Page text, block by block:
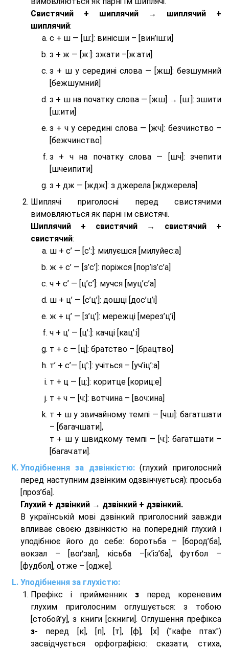
Cвистячий + шиплячий → шиплячий +
шиплячий:
с + ш — [ш:]: винісши – [вин’іш:и]
з + ж — [ж:]: зжати –[ж:ати]
з + ш у середині слова — [жш]: безшумний
[бежшумний]
з + ш на початку слова — [жш] → [ш:]: зшити
[ш:ити]
з + ч у середині слова — [жч]: безчинство –
[бежчинство]
з + ч на початку слова — [шч]: зчепити
[шчеипити]
з + дж — [ждж]: з джерела [жджерела]
Шиплячі приголосні перед свистячими
вимовляються як парні їм свистячі.
Шиплячий + свистячий → свистячий +
свистячий:
ш + с’ — [с’:]: милуєшся [милуйес:а]
ж + с’ — [з’с’]: поріжся [пор’із’с’а]
ч + с’ — [ц’с’]: мучся [муц’с’а]
ш + ц’ — [с’ц’]: дошці [дос’ц’і]
ж + ц’ — [з’ц’]: мережці [мерез’ц’і]
ч + ц’ — [ц’:]: качці [кац’:і]
т + с — [ц]: братство – [брaцтво]
т’ + с’— [ц’:]: учіться – [уч’іц’:a]
т + ц — [ц:]: коритце [кориц:е]
т + ч — [ч:]: вотчина – [вoч:ина]
т + ш у звичайному темпі — [чш]: багатшати
– [багачшати],
т + ш у швидкому темпі — [ч:]: багатшати –
[багач:ати].
Уподібнення за дзвінкістю:(глухий приголосний
перед наступним дзвінким одзвінчується): просьба
[проз’ба].
Глухий + дзвінкий → дзвінкий + дзвінкий.
В українській мові дзвінкий приголосний завжди
впливає своєю дзвінкістю на попередній глухий і
уподібнює його до себе: боротьба – [бород’ба],
вокзал – [воґзал], кісьба –[к’із’ба], футбол –
[фудбол], отже – [одже].
Уподібнення за глухістю:
Префікс і прийменник з перед кореневим
глухим приголосним оглушується: з тобою
[стобой’у], з книги [скниги]. Оглушення префікса
з- перед [к], [п], [т], [ф], [х] ("кафе птах")
засвідчується орфографією: сказати, стиха,